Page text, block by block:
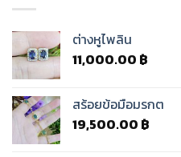
ต่างหูไพลิน
11,000.00 ฿
สร้อยข้อมือมรกต
19,500.00 ฿